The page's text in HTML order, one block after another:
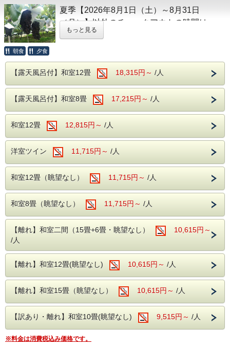
うとうや、寿司、天ぷら、揚げ物、焼き物、
ご飯、味噌汁、サラダなど様々な種類をご用
意しております。
生ビール・焼酎・日本酒・ワイン・ソフトド
リンク等のお飲み物をご自由にお飲みいただ
けます。
朝食はバイキングスタイルでご提供いたしま
【大浴場】
大浴場の入り口手前には、浮舞台「三条夫
人」がございます。
見る角度により表情を変えるのが魅力とな
り、風情溢れる当館の魅力の1つとなりま
す。
温泉は、ブドウ園から湧いた石和温泉。
ンジング効果により肌の汚れを落とす美肌の
湯となります。
【館内施設】
・無料予約制カラオケ
・無料予約制卓球
・ゲームコーナー
夏季【2026年8月1日（土）～8月31日
（月）】以外のチェックアウトの時間は
11:00です。
夏の果実を満喫する贅沢体験をぜひこの機会
・桃狩り（7月）
・ぶどう狩り（7月～10月中旬）
フルーツ狩りが盛んな季節がやってきまし
た。
採れたての果実を味わった後は、ゆっくりと
温泉でリラックスして
心も体もリフレッシュできるひとときをお過
【果王園】
桃狩り・ブドウ狩り・バーベキューなどがで
きます。
ぶどうの棚の下で召し上がることもできま
す。
・笛吹市一宮町田中349 電話番号0553-47-
2257
もっと見る
朝食 夕食
【露天風呂付】和室12畳 18,315円～ /人
【露天風呂付】和室8畳 17,215円～ /人
和室12畳 12,815円～ /人
洋室ツイン 11,715円～ /人
和室12畳（眺望なし） 11,715円～ /人
和室8畳（眺望なし） 11,715円～ /人
【離れ】和室二間（15畳+6畳・眺望なし）
10,615円～
/人
【離れ】和室12畳(眺望なし) 10,615円～ /人
【離れ】和室15畳（眺望なし） 10,615円～ /人
【訳あり・離れ】和室10畳(眺望なし) 9,515円～ /人
※料金は消費税込み価格です。